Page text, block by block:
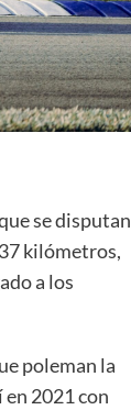
se disputan
kilómetros,
a los
poleman la
2021 con